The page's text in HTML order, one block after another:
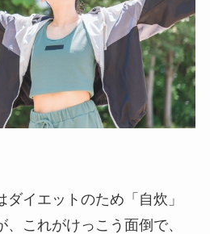
イエットのため「自炊」
これがけっこう面倒で、